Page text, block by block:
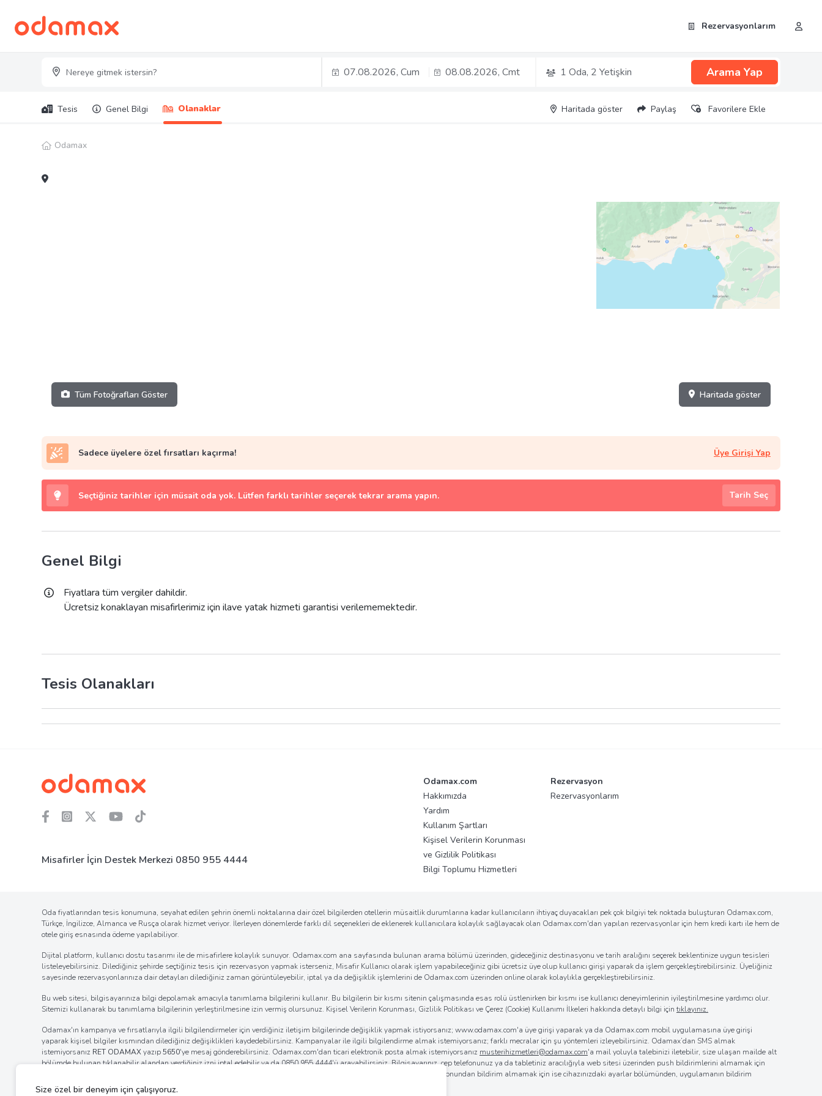
Rezervasyonlarım
07.08.2026, Cum 08.08.2026, Cmt 1 Oda, 2 Yetişkin Arama Yap
Tesis Genel Bilgi Olanaklar Haritada göster Paylaş Favorilere Ekle
Odamax
Tüm Fotoğrafları Göster Haritada göster
Sadece üyelere özel fırsatları kaçırma! Üye Girişi Yap
Seçtiğiniz tarihler için müsait oda yok. Lütfen farklı tarihler seçerek tekrar arama yapın. Tarih Seç
Genel Bilgi
Fiyatlara tüm vergiler dahildir.
Ücretsiz konaklayan misafirlerimiz için ilave yatak hizmeti garantisi verilememektedir.
Tesis Olanakları
Misafirler İçin Destek Merkezi 0850 955 4444
Odamax.com
Hakkımızda
Yardım
Kullanım Şartları
Kişisel Verilerin Korunması
ve Gizlilik Politikası
Bilgi Toplumu Hizmetleri
Rezervasyon
Rezervasyonlarım
Oda fiyatlarından tesis konumuna, seyahat edilen şehrin önemli noktalarına dair özel bilgilerden otellerin müsaitlik durumlarına kadar kullanıcıların ihtiyaç duyacakları pek çok bilgiyi tek noktada buluşturan Odamax.com,
Türkçe, İngilizce, Almanca ve Rusça olarak hizmet veriyor. İlerleyen dönemlerde farklı dil seçenekleri de eklenerek kullanıcılara kolaylık sağlayacak olan Odamax.com'dan yapılan rezervasyonlar için hem kredi kartı ile hem de
otele giriş esnasında ödeme yapılabiliyor.
Dijital platform, kullanıcı dostu tasarımı ile de misafirlere kolaylık sunuyor. Odamax.com ana sayfasında bulunan arama bölümü üzerinden, gideceğiniz destinasyonu ve tarih aralığını seçerek beklentinize uygun tesisleri
listeleyebilirsiniz. Dilediğiniz şehirde seçtiğiniz tesis için rezervasyon yapmak isterseniz, Misafir Kullanıcı olarak işlem yapabileceğiniz gibi ücretsiz üye olup kullanıcı girişi yaparak da işlem gerçekleştirebilirsiniz. Üyeliğiniz
sayesinde rezervasyonlarınıza dair detayları dilediğiniz zaman görüntüleyebilir, iptal ya da değişiklik işlemlerini de Odamax.com üzerinden online olarak kolaylıkla gerçekleştirebilirsiniz.
Bu web sitesi, bilgisayarınıza bilgi depolamak amacıyla tanımlama bilgilerini kullanır. Bu bilgilerin bir kısmı sitenin çalışmasında esas rolü üstlenirken bir kısmı ise kullanıcı deneyimlerinin iyileştirilmesine yardımcı olur.
Sitemizi kullanarak bu tanımlama bilgilerinin yerleştirilmesine izin vermiş olursunuz. Kişisel Verilerin Korunması, Gizlilik Politikası ve Çerez (Cookie) Kullanımı İlkeleri hakkında detaylı bilgi için tıklayınız.
Odamax'ın kampanya ve fırsatlarıyla ilgili bilgilendirmeler için verdiğiniz iletişim bilgilerinde değişiklik yapmak istiyorsanız; www.odamax.com'a üye girişi yaparak ya da Odamax.com mobil uygulamasına üye girişi
yaparak kişisel bilgiler kısmından dilediğiniz değişiklikleri kaydedebilirsiniz. Kampanyalar ile ilgili bilgilendirme almak istemiyorsanız; farklı mecralar için şu yöntemleri izleyebilirsiniz. Odamax’dan SMS almak
istemiyorsanız RET ODAMAXyazıp5650'ye mesaj gönderebilirsiniz. Odamax.com'dan ticari elektronik posta almak istemiyorsanız musterihizmetleri@odamax.com'a mail yoluyla talebinizi iletebilir, size ulaşan mailde alt
bölümde bulunan tıklanabilir alandan verdiğiniz izni iptal edebilir ya da 0850 955 4444'ü arayabilirsiniz. Bilgisayarınız, cep telefonunuz ya da tabletiniz aracılığıyla web sitesi üzerinden push bildirimlerini almamak için
internet tarayıcınızın ayarlar bölümünden bildirim izinlerinin kaldırılmasını sağlayabilirsiniz. Odamax.com mobil aplikasyonundan bildirim almamak için ise cihazınızdaki ayarlar bölümünden, uygulamanın bildirim
ayarlarını değiştirerek bildirim alımına engel olabilirsiniz.